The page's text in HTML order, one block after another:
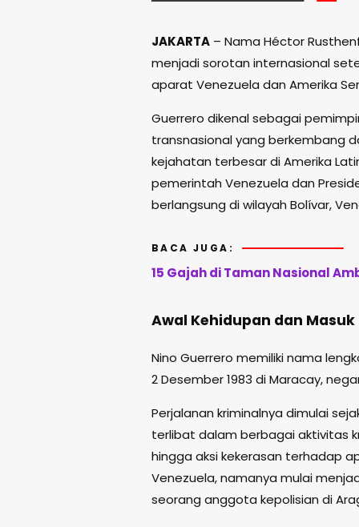
JAKARTA – Nama Héctor
menjadi sorotan internasional
aparat Venezuela dan Amerika
Guerrero dikenal sebagai
transnasional yang berkembang
kejahatan terbesar di Amerika
pemerintah Venezuela dan
berlangsung di wilayah Bolívar,
BACA JUGA:
15 Gajah di Taman Nasional
Awal Kehidupan dan
Nino Guerrero memiliki nama
2 Desember 1983 di Maracay,
Perjalanan kriminalnya dimulai
terlibat dalam berbagai aktivitas
hingga aksi kekerasan terhadap
Venezuela, namanya mulai
seorang anggota kepolisian di